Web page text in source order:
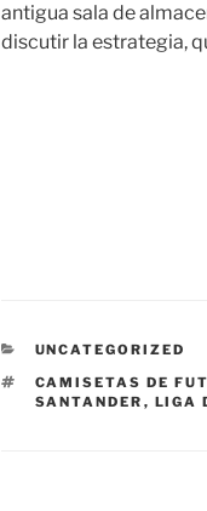
antigua sala de
discutir la estrategia,
CATEGORÍAS
UNCATEGORIZED
ETIQUETAS
CAMISETAS DE
SANTANDER , LIGA